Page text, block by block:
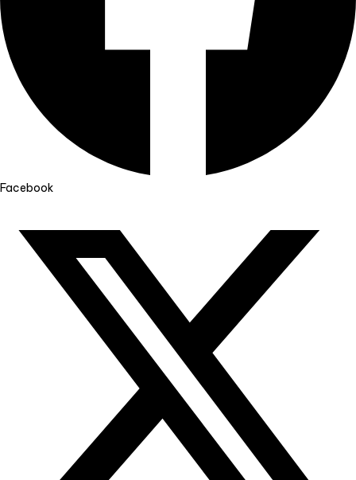
Facebook